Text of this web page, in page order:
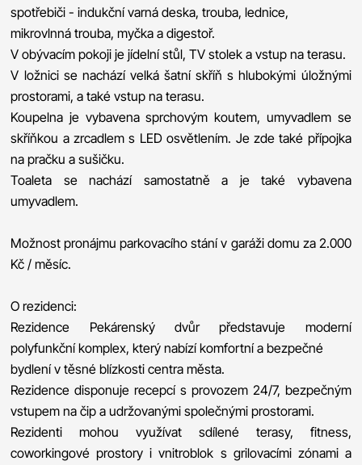
spotřebiči - indukční varná deska, trouba, lednice,
mikrovlnná trouba, myčka a digestoř.
V obývacím pokoji je jídelní stůl, TV stolek a vstup na terasu.
V ložnici se nachází velká šatní skříň s hlubokými úložnými
prostorami, a také vstup na terasu.
Koupelna je vybavena sprchovým koutem, umyvadlem se
skříňkou a zrcadlem s LED osvětlením. Je zde také přípojka
na pračku a sušičku.
Toaleta se nachází samostatně a je také vybavena
umyvadlem.
Možnost pronájmu parkovacího stání v garáži domu za 2.000
Kč / měsíc.
O rezidenci:
Rezidence Pekárenský dvůr představuje moderní
polyfunkční komplex, který nabízí komfortní a bezpečné
bydlení v těsné blízkosti centra města.
Rezidence disponuje recepcí s provozem 24/7, bezpečným
vstupem na čip a udržovanými společnými prostorami.
Rezidenti mohou využívat sdílené terasy, fitness,
coworkingové prostory i vnitroblok s grilovacími zónami a